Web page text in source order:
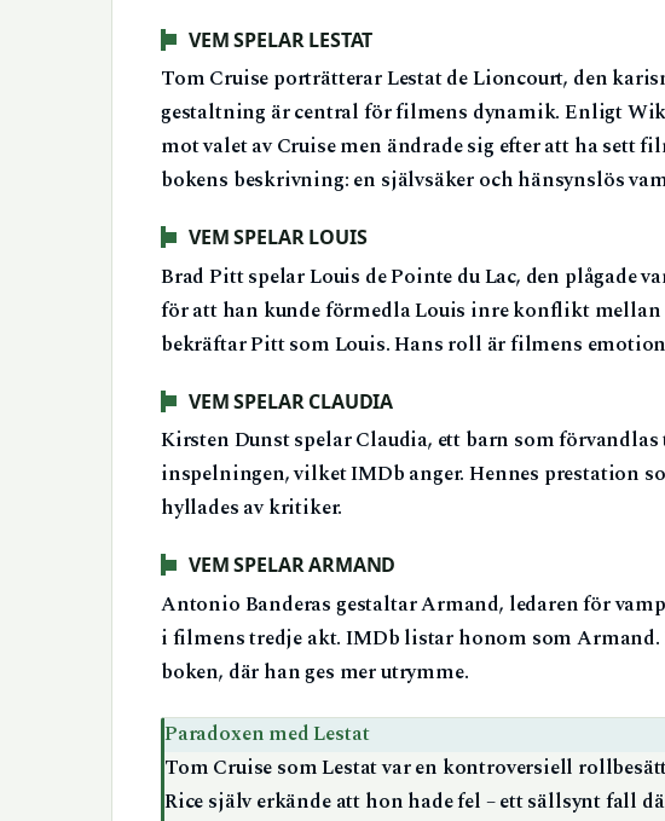
VEM SPELAR LESTAT
Tom Cruise porträtterar Lestat de Lioncourt, den
gestaltning är central för filmens dynamik. Enligt
mot valet av Cruise men ändrade sig efter att ha
bokens beskrivning: en självsäker och hänsynslös
VEM SPELAR LOUIS
Brad Pitt spelar Louis de Pointe du Lac, den plågade
för att han kunde förmedla Louis inre konflikt
bekräftar Pitt som Louis. Hans roll är filmens
VEM SPELAR CLAUDIA
Kirsten Dunst spelar Claudia, ett barn som
inspelningen, vilket IMDb anger. Hennes prestation
hyllades av kritiker.
VEM SPELAR ARMAND
Antonio Banderas gestaltar Armand, ledaren för
i filmens tredje akt. IMDb listar honom som
boken, där han ges mer utrymme.
Paradoxen med Lestat
Tom Cruise som Lestat var en kontroversiell
Rice själv erkände att hon hade fel – ett sällsynt fall